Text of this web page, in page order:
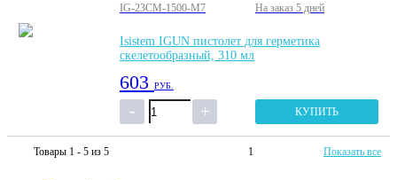
IG-23CM-1500-M7 На заказ 5 дней
Isistem IGUN пистолет для герметика
скелетообразный, 310 мл
603 РУБ.
КУПИТЬ
Товары 1 - 5 из 5 1 Показать все